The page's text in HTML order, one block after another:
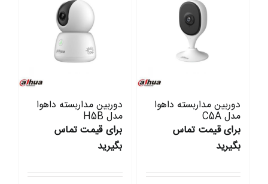
دوربین مداربسته داهوا
مدل C5A
برای قیمت تماس
بگیرید
دوربین مداربسته داهوا
مدل H5B
برای قیمت تماس
بگیرید